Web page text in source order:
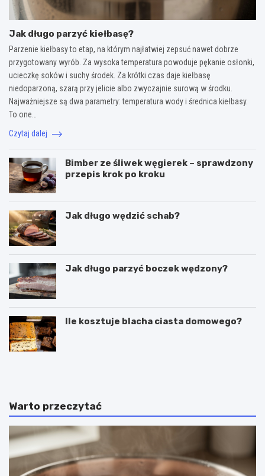
Jak długo parzyć kiełbasę?
Parzenie kiełbasy to etap, na którym najłatwiej zepsuć nawet dobrze
przygotowany wyrób. Za wysoka temperatura powoduje pękanie osłonki,
ucieczkę soków i suchy środek. Za krótki czas daje kiełbasę
niedoparzoną, szarą przy jelicie albo zwyczajnie surową w środku.
Najważniejsze są dwa parametry: temperatura wody i średnica kiełbasy.
To one…
Czytaj dalej
Bimber ze śliwek węgierek – sprawdzony
przepis krok po kroku
Jak długo wędzić schab?
Jak długo parzyć boczek wędzony?
Ile kosztuje blacha ciasta domowego?
C
l
a
r
e
P
r
k
i
d
Warto przeczytać